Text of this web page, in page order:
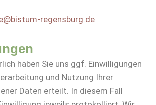
regensburg.de
haben Sie uns ggf. Einwilligungen
und Nutzung Ihrer
Daten erteilt. In diesem Fall